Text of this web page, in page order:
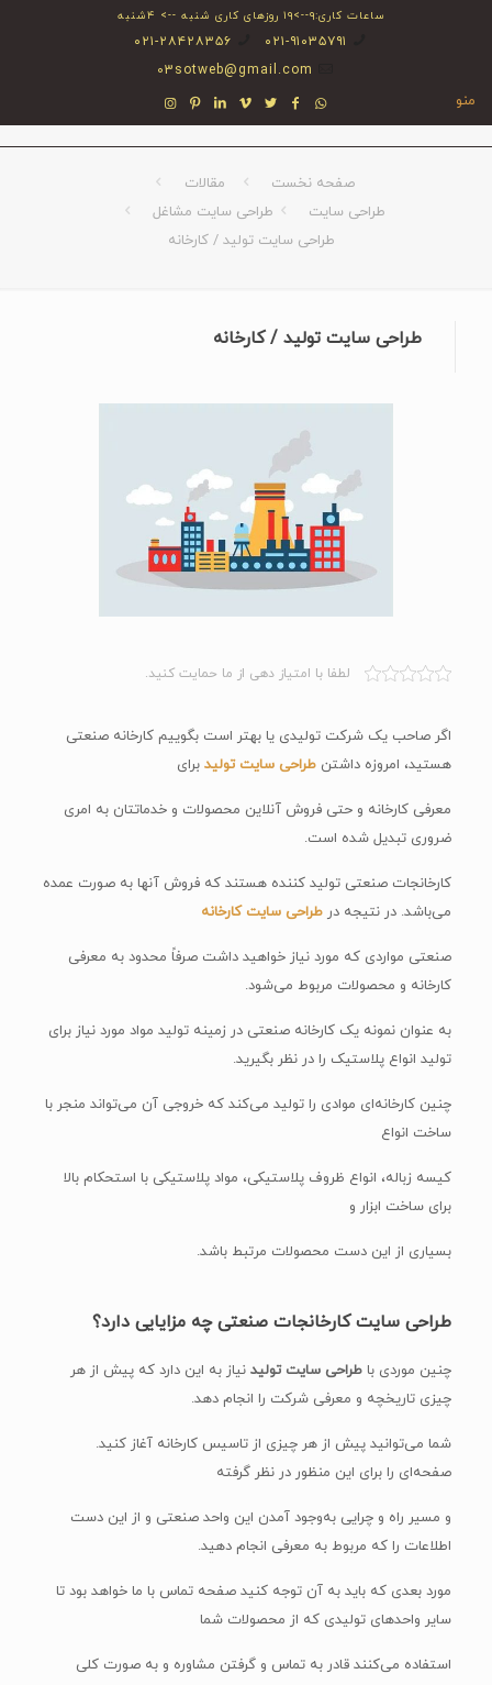
ساعات کاری:۹-->۱۹ روزهای کاری شنبه --> ۴شنبه
۰۲۱-۹۱۰۳۵۷۹۱
۰۲۱-۲۸۴۲۸۳۵۶
03sotweb@gmail.com
منو
صفحه نخست
مقالات
طراحی سایت
طراحی سایت مشاغل
طراحی سایت تولید / کارخانه
طراحی سایت تولید / کارخانه
لطفا با امتیاز دهی از ما حمایت کنید.
اگر صاحب یک شرکت تولیدی یا بهتر است بگوییم کارخانه صنعتی
هستید، امروزه داشتن طراحی سایت تولیدبرای
معرفی کارخانه و حتی فروش آنلاین محصولات و خدماتتان به امری
ضروری تبدیل شده است.
کارخانجات صنعتی تولید کننده هستند که فروش آنها به صورت عمده
می‌باشد. در نتیجه در طراحی سایت کارخانه
صنعتی مواردی که مورد نیاز خواهید داشت صرفاً محدود به معرفی
کارخانه و محصولات مربوط می‌شود.
به عنوان نمونه یک کارخانه صنعتی در زمینه تولید مواد مورد نیاز برای
تولید انواع پلاستیک را در نظر بگیرید.
چنین کارخانه‌ای موادی را تولید می‌کند که خروجی آن می‌تواند منجر با
ساخت انواع
کیسه زباله، انواع ظروف پلاستیکی، مواد پلاستیکی با استحکام بالا
برای ساخت ابزار و
بسیاری از این دست محصولات مرتبط باشد.
طراحی سایت کارخانجات صنعتی چه مزایایی دارد؟
چنین موردی با طراحی سایت تولیدنیاز به این دارد که پیش از هر
چیزی تاریخچه و معرفی شرکت را انجام دهد.
شما می‌توانید پیش از هر چیزی از تاسیس کارخانه آغاز کنید.
صفحه‌ای را برای این منظور در نظر گرفته
و مسیر راه و چرایی به‌وجود آمدن این واحد صنعتی و از این دست
اطلاعات را که مربوط به معرفی انجام دهید.
مورد بعدی که باید به آن توجه کنید صفحه تماس با ما خواهد بود تا
سایر واحدهای تولیدی که از محصولات شما
استفاده می‌کنند قادر به تماس و گرفتن مشاوره و به صورت کلی